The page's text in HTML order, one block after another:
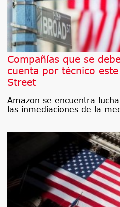
Compañías que se
cuenta por técnico
Street
Amazon se encuentra
las inmediaciones de la